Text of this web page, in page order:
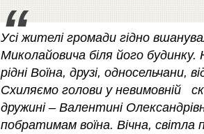
Усі жителі громади гідно
Миколайовича біля його будинку.
рідні Воїна, друзі,
Схиляємо голови у невимовній
дружині – Валентині
побратимам воїна. Вічна,